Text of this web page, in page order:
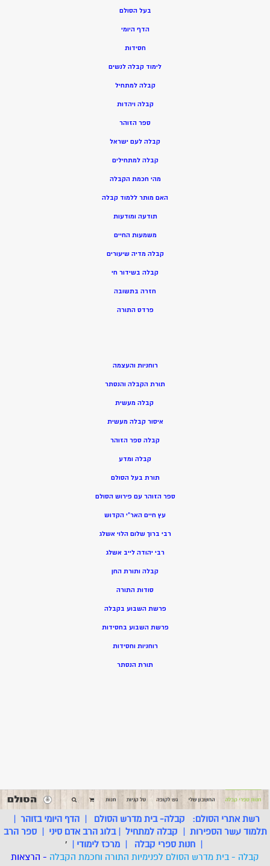
בעל הסולם
הדף היומי
חסידות
לימוד קבלה לנשים
קבלה למתחיל
קבלה ויהדות
ספר הזוהר
קבלה לעם ישראל
קבלה למתחילים
מהי חכמת הקבלה
האם מותר ללמוד קבלה
תודעה ומודעות
משמעות החיים
קבלה מדיה שיעורים
קבלה בשידור חי
חזרה בתשובה
פרדס התורה
רוחניות והעצמה
תורת הקבלה והנסתר
קבלה מעשית
איסור קבלה מעשית
קבלה ספר הזוהר
קבלה ומדע
תורת בעל הסולם
ספר הזוהר עם פירוש הסולם
עץ חיים האר”י הקדוש
רבי ברוך שלום הלוי אשלג
רבי יהודה לייב אשלג
קבלה ותורת החן
סודות התורה
פרשת השבוע בקבלה
פרשת השבוע בחסידות
רוחניות וחסידות
תורת הנסתר
רשת אתרי הסולם: קבלה- בית מדרש הסולם |הדף היומי בזוהר |
תלמוד עשר הספירות | קבלה למתחיל |בלוג הרב אדם סיני |ספר הרב
| חנות ספרי קבלה | מרכז לימודי |
'
קבלה - בית מדרש הסולם לפנימיות התורה וחכמת הקבלה - הרצאות